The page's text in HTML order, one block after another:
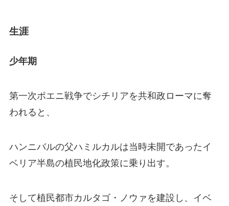
生涯
少年期
第一次ポエニ戦争でシチリアを共和政ローマに奪
われると、
ハンニバルの父ハミルカルは当時未開であったイ
ベリア半島の植民地化政策に乗り出す。
そして植民都市カルタゴ・ノウァを建設し、イベ